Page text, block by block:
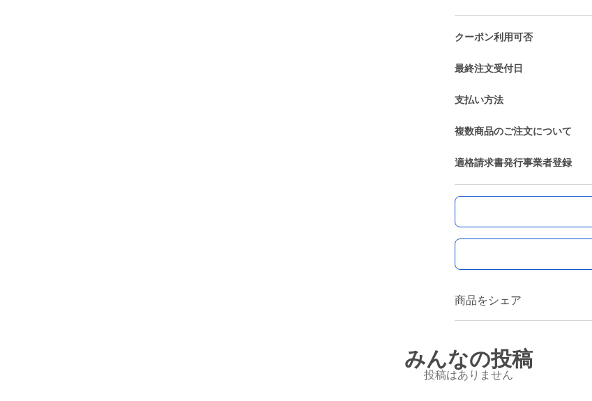
クーポン利用可否
最終注文受付日
支払い方法
複数商品のご注文について
適格請求書発行事業者登録
商品をシェア
みんなの投稿
投稿はありません